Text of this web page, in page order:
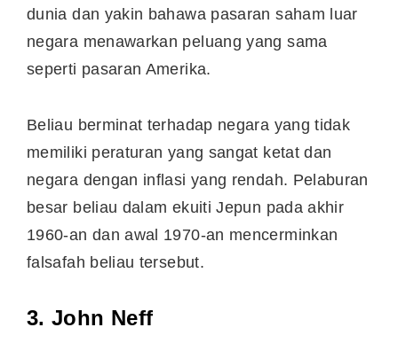
dunia dan yakin bahawa pasaran saham luar
negara menawarkan peluang yang sama
seperti pasaran Amerika.
Beliau berminat terhadap negara yang tidak
memiliki peraturan yang sangat ketat dan
negara dengan inflasi yang rendah. Pelaburan
besar beliau dalam ekuiti Jepun pada akhir
1960-an dan awal 1970-an mencerminkan
falsafah beliau tersebut.
3. John Neff